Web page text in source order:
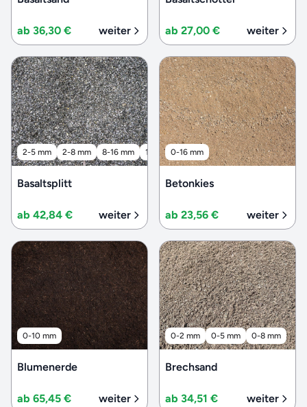
ab 36,30 € weiter ab 27,00 € weiter
2-5 mm 2-8 mm 8-16 mm 16-32 mm 32-56 mm
Basaltsplitt
ab 42,84 € weiter
0-16 mm
Betonkies
ab 23,56 € weiter
0-10 mm
Blumenerde
ab 65,45 € weiter
0-2 mm 0-5 mm 0-8 mm
Brechsand
ab 34,51 € weiter